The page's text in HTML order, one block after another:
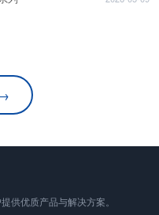
供优质产品与解决方案。